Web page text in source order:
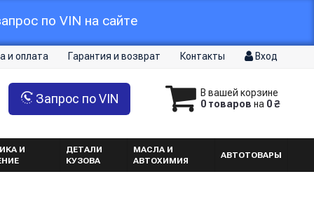
по VIN на сайте
и оплата Гарантия и возврат Контакты Вход
В вашей корзине
0 товаров на 0 ₴
Запрос по VIN
И
ДЕТАЛИ
КУЗОВА
МАСЛА И
АВТОХИМИЯ
АВТОТОВАРЫ